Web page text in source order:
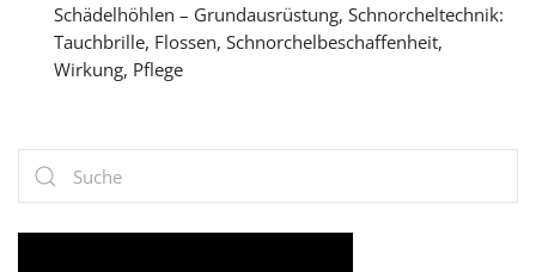
Schädelhöhlen – Grundausrüstung, Schnorcheltechnik:
Tauchbrille, Flossen, Schnorchelbeschaffenheit,
Wirkung, Pflege